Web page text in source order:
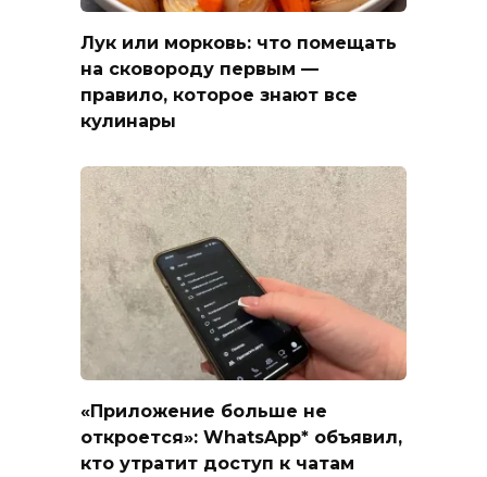
Лук или морковь: что помещать
на сковороду первым —
правило, которое знают все
кулинары
«Приложение больше не
откроется»: WhatsApp* объявил,
кто утратит доступ к чатам